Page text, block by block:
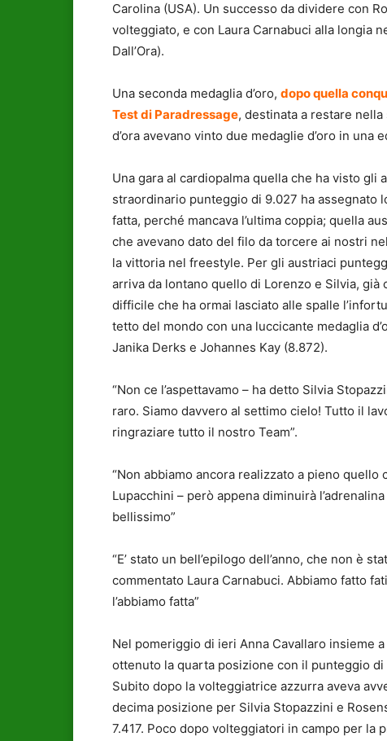
Carolina (USA). Un successo da dividere con
volteggiato, e con Laura Carnabuci alla longia
Dall’Ora).
Una seconda medaglia d’oro, dopo quella
Test di Paradressage, destinata a restare
d’ora avevano vinto due medaglie d’oro in una
Una gara al cardiopalma quella che ha visto
straordinario punteggio di 9.027 ha assegnato
fatta, perché mancava l’ultima coppia; quella
che avevano dato del filo da torcere ai nostri
la vittoria nel freestyle. Per gli austriaci
arriva da lontano quello di Lorenzo e Silvia, già
difficile che ha ormai lasciato alle spalle
tetto del mondo con una luccicante medaglia
Janika Derks e Johannes Kay (8.872).
“Non ce l’aspettavamo – ha detto Silvia
raro. Siamo davvero al settimo cielo! Tutto il
ringraziare tutto il nostro Team”.
“Non abbiamo ancora realizzato a pieno
Lupacchini – però appena diminuirà
bellissimo”
“E’ stato un bell’epilogo dell’anno, che non è
commentato Laura Carnabuci. Abbiamo fatto
l’abbiamo fatta”
Nel pomeriggio di ieri Anna Cavallaro insieme
ottenuto la quarta posizione con il punteggio
Subito dopo la volteggiatrice azzurra aveva
decima posizione per Silvia Stopazzini e
7.417. Poco dopo volteggiatori in campo per la